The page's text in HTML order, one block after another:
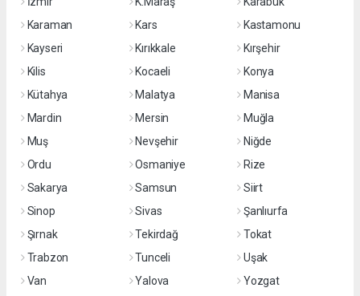
Karaman
Kars
Kastamonu
Kayseri
Kırıkkale
Kırşehir
Kilis
Kocaeli
Konya
Kütahya
Malatya
Manisa
Mardin
Mersin
Muğla
Muş
Nevşehir
Niğde
Ordu
Osmaniye
Rize
Sakarya
Samsun
Siirt
Sinop
Sivas
Şanlıurfa
Şırnak
Tekirdağ
Tokat
Trabzon
Tunceli
Uşak
Van
Yalova
Yozgat